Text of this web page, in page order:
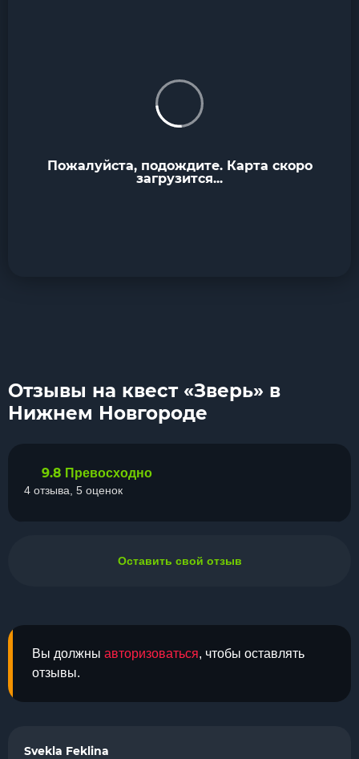
Пожалуйста, подождите. Карта скоро
загрузится...
Отзывы на квест «Зверь» в
Нижнем Новгороде
Вы должны авторизоваться, чтобы оставлять
отзывы.
Svekla Feklina
9.8 Превосходно
4 отзыва, 5 оценок
Оставить свой отзыв